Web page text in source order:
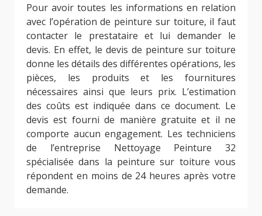
Pour avoir toutes les informations en relation
avec l’opération de peinture sur toiture, il faut
contacter le prestataire et lui demander le
devis. En effet, le devis de peinture sur toiture
donne les détails des différentes opérations, les
pièces, les produits et les fournitures
nécessaires ainsi que leurs prix. L’estimation
des coûts est indiquée dans ce document. Le
devis est fourni de manière gratuite et il ne
comporte aucun engagement. Les techniciens
de l’entreprise Nettoyage Peinture 32
spécialisée dans la peinture sur toiture vous
répondent en moins de 24 heures après votre
demande.